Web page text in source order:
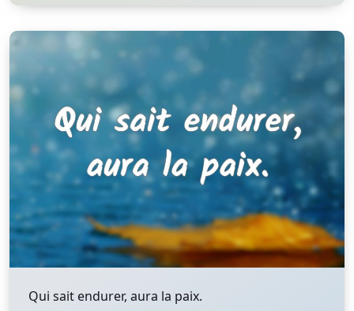
Qui sait endurer, aura la paix.